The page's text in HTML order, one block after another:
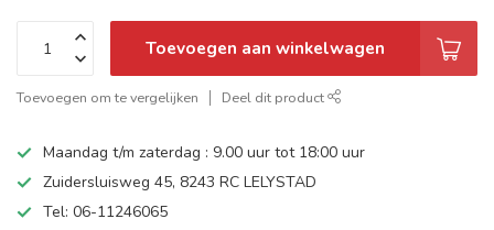
Toevoegen aan winkelwagen
Toevoegen om te vergelijken Deel dit product
Maandag t/m zaterdag : 9.00 uur tot 18:00 uur
Zuidersluisweg 45, 8243 RC LELYSTAD
Tel: 06-11246065